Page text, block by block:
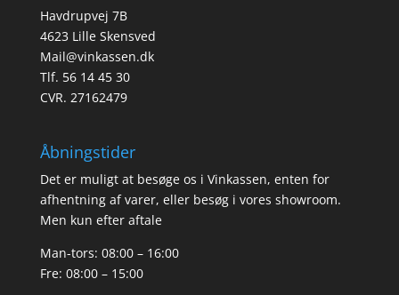
Havdrupvej 7B
4623 Lille Skensved
Mail@vinkassen.dk
Tlf. 56 14 45 30
CVR. 27162479
Åbningstider
Det er muligt at besøge os i Vinkassen, enten for
afhentning af varer, eller besøg i vores showroom.
Men kun efter aftale
Man-tors: 08:00 – 16:00
Fre: 08:00 – 15:00